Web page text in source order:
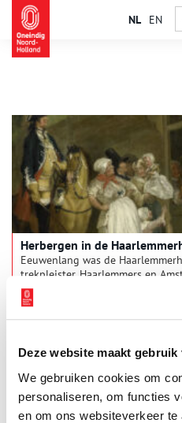
Deze website maakt gebruik
We gebruiken cookies om
personaliseren, om functies
en om ons websiteverkeer
NL EN
Herbergen in de
Eeuwenlang was de
trekpleister. Haarlemmers en
en standen reisden naar het
recreëren. Maar zoals dichter
hou van de natuur maar ik
waar het er dikwijls ruw aan toe
tot het Bokje, de een nog